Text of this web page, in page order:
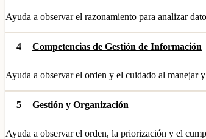
Ayuda a observar el razonamiento para analizar
4 Competencias de Gestión de Información
Ayuda a observar el orden y el cuidado al manejar
5 Gestión y Organización
Ayuda a observar el orden, la priorización y el